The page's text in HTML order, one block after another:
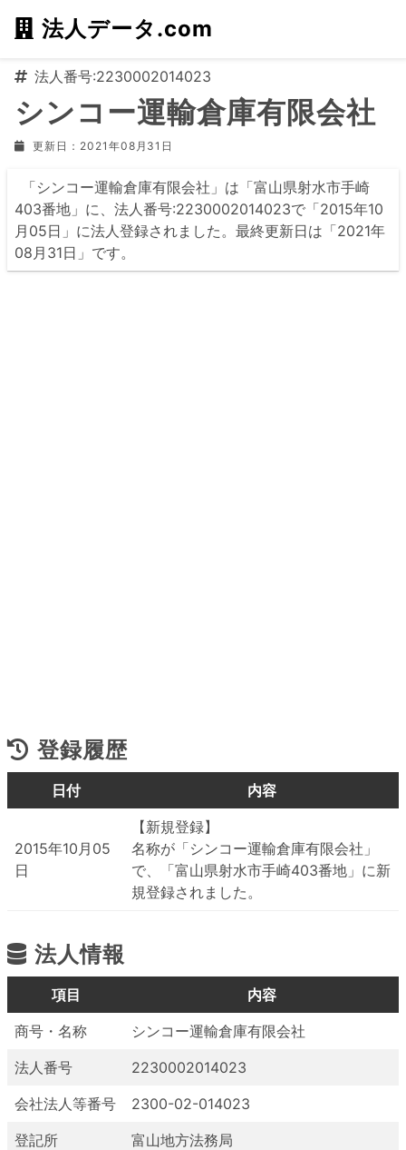
法人データ.com
法人番号:2230002014023
シンコー運輸倉庫有限会社
更新日：2021年08月31日
「シンコー運輸倉庫有限会社」は「富山県射水市手崎
403番地」に、法人番号:2230002014023で「2015年10
月05日」に法人登録されました。最終更新日は「2021年
08月31日」です。
登録履歴
日付 内容
2015年10月05
日
【新規登録】
名称が「シンコー運輸倉庫有限会社」
で、「富山県射水市手崎403番地」に新
規登録されました。
法人情報
項目
内容
商号・名称
シンコー運輸倉庫有限会社
法人番号
2230002014023
会社法人等番号
2300-02-014023
登記所
富山地方法務局